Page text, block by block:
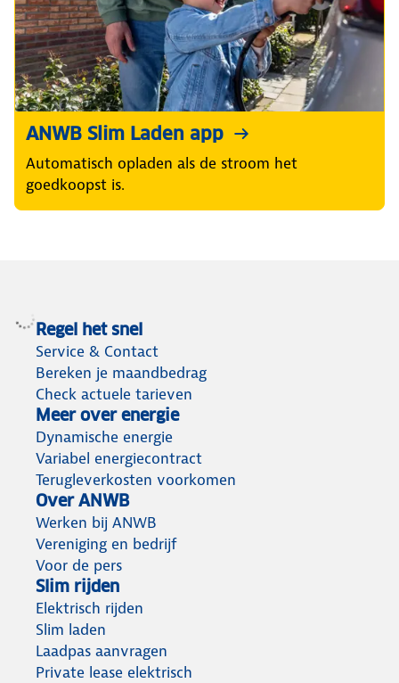
ANWB Slim Laden app
Automatisch opladen als de stroom het
goedkoopst is.
Regel het snel
Service & Contact
Bereken je maandbedrag
Check actuele tarieven
Meer over energie
Dynamische energie
Variabel energiecontract
Terugleverkosten voorkomen
Over ANWB
Werken bij ANWB
Vereniging en bedrijf
Voor de pers
Slim rijden
Elektrisch rijden
Slim laden
Laadpas aanvragen
Private lease elektrisch